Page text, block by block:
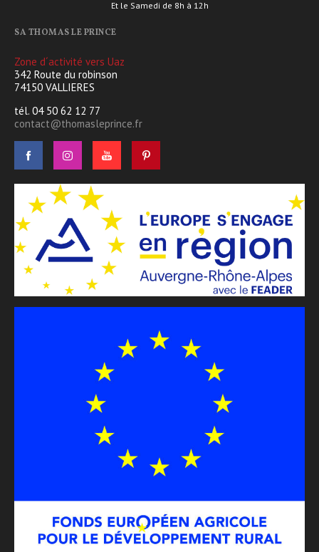
Et le Samedi de 8h à 12h
SA THOMAS LE PRINCE
Zone d´activité vers Uaz
342 Route du robinson
74150 VALLIERES
tél. 04 50 62 12 77
contact@thomasleprince.fr